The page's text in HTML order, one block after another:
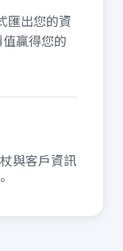
匯出您的資
贏得您的
與客戶資訊